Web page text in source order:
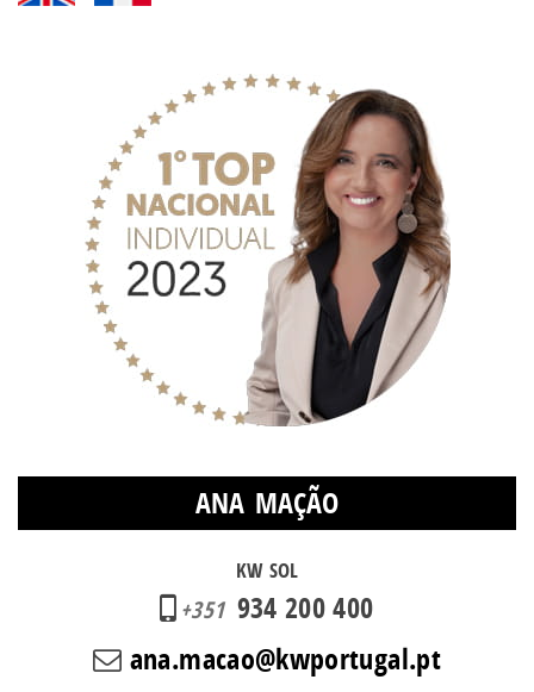
ANA MAÇÃO
KW SOL
+351 934 200 400
ana.macao@kwportugal.pt